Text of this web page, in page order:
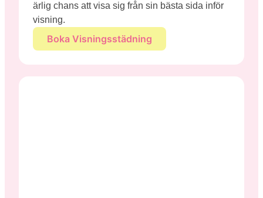
ärlig chans att visa sig från sin bästa sida inför
visning.
Boka Visningsstädning